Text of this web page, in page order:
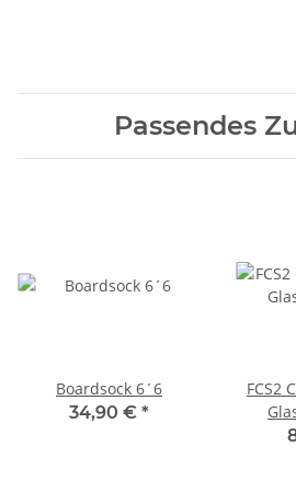
Passendes
Boardsock 6´6
34,90 € *
FCS2